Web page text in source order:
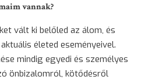
vannak?
vált ki belőled az álom, és
életed eseményeivel.
mindig egyedi és személyes
önbizalomról, kötődésről